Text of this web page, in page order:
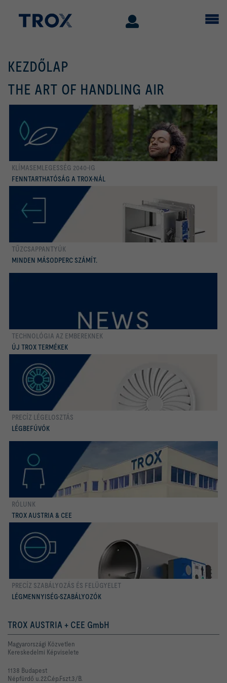
KEZDŐLAP
THE ART OF HANDLING AIR
KLÍMASEMLEGESSÉG 2040-IG
FENNTARTHATÓSÁG A TROX-NÁL
több
TŰZCSAPPANTYÚK
MINDEN MÁSODPERC SZÁMÍT.
több
TECHNOLÓGIA AZ EMBEREKNEK
ÚJ TROX TERMÉKEK
több
PRECÍZ LÉGELOSZTÁS
LÉGBEFÚVÓK
több
RÓLUNK
TROX AUSTRIA & CEE
PRECÍZ SZABÁLYOZÁS ÉS FELÜGYELET
LÉGMENNYISÉG-SZABÁLYOZÓK
több
TROX AUSTRIA + CEE GmbH
Magyarországi Közvetlen
Kereskedelmi Képviselete
1138 Budapest
Népfürdő u.22.C.ép.Fszt.3/B.